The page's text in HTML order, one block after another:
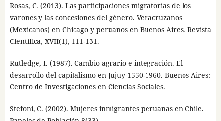
Rosas, C. (2013). Las participaciones migratorias de los
varones y las concesiones del género. Veracruzanos
(Mexicanos) en Chicago y peruanos en Buenos Aires. Revista
Científica, XVII(1), 111-131.
Rutledge, I. (1987). Cambio agrario e integración. El
desarrollo del capitalismo en Jujuy 1550-1960. Buenos Aires:
Centro de Investigaciones en Ciencias Sociales.
Stefoni, C. (2002). Mujeres inmigrantes peruanas en Chile.